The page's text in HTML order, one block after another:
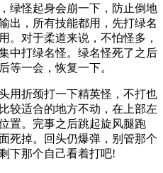
绿怪起身会崩一下，防止倒地
出，所有技能都用，先打绿名
。对于柔道来说，不怕怪多，
中打绿名怪。绿名怪死了之后
等一会，恢复一下。
用折颈打一下精英怪，不打也
较适合的地方不动，在上部左
置。完事之后跳起旋风腿跑
死掉。回头仍爆弹，别管那个
下那个自己看着打吧!